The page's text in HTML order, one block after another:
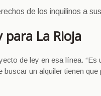
de los inquilinos a
La Rioja
de ley en esa línea.
un alquiler tienen